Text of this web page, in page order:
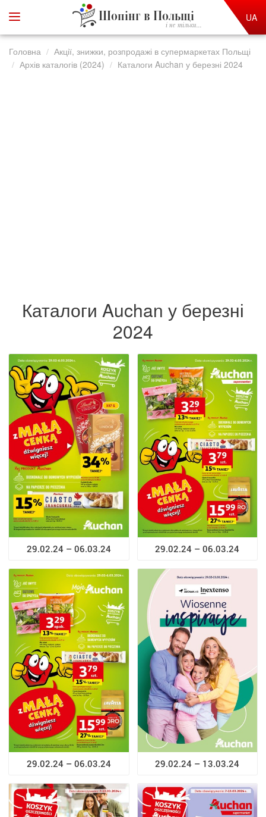
Шопінг в Польщі
і не тільки...
UA
Головна
Акції, знижки, розпродажі в супермаркетах Польщі
Архів каталогів (2024)
Каталоги Auchan у березні 2024
Каталоги Auchan у березні
2024
29.02.24 – 06.03.24 29.02.24 – 06.03.24
29.02.24 – 06.03.24 29.02.24 – 13.03.24